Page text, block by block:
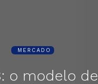
MERCADO
o modelo de